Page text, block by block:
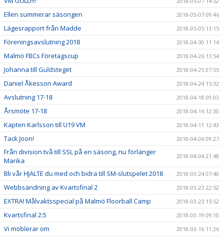
Ellen summerar säsongen 2018-05-07 09:46
Lägesrapport från Madde 2018-05-05 13:15
Föreningsavslutning 2018 2018-04-30 11:14
Malmö FBCs Företagscup 2018-04-26 13:54
Johanna till Guldsteget 2018-04-25 07:55
Daniel Åkesson Award 2018-04-24 15:32
Avslutning 17-18 2018-04-18 09:03
Årsmöte 17-18 2018-04-16 12:30
Kapten Karlsson till U19 VM 2018-04-11 12:43
Tack Joon! 2018-04-06 09:27
Från division två till SSL på en säsong, nu förlänger
Marika
2018-04-04 21:48
Bli vår HJÄLTE du med och bidra till SM-slutspelet 2018 2018-03-24 07:40
Webbsändning av Kvartsfinal 2 2018-03-23 22:52
EXTRA! Målvaktsspecial på Malmö Floorball Camp 2018-03-23 15:52
Kvartsfinal 2:5 2018-03-19 09:10
Vi möblerar om 2018-03-16 11:26